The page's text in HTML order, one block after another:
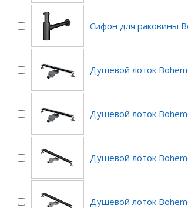
Сифон для раковины
Душевой лоток
Душевой лоток
Душевой лоток
Душевой лоток